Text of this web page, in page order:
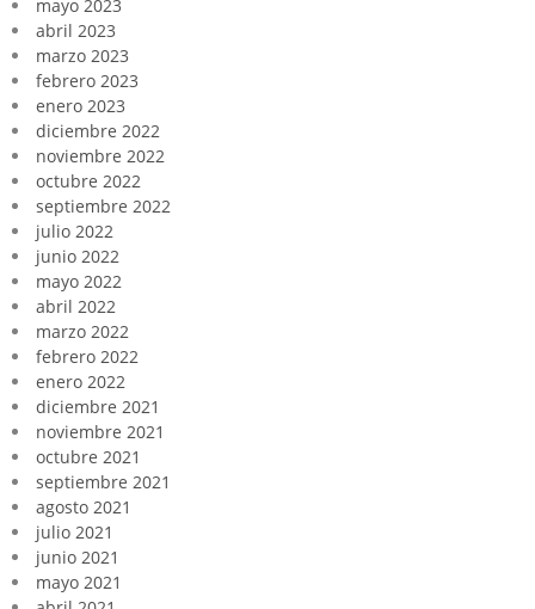
mayo 2023
abril 2023
marzo 2023
febrero 2023
enero 2023
diciembre 2022
noviembre 2022
octubre 2022
septiembre 2022
julio 2022
junio 2022
mayo 2022
abril 2022
marzo 2022
febrero 2022
enero 2022
diciembre 2021
noviembre 2021
octubre 2021
septiembre 2021
agosto 2021
julio 2021
junio 2021
mayo 2021